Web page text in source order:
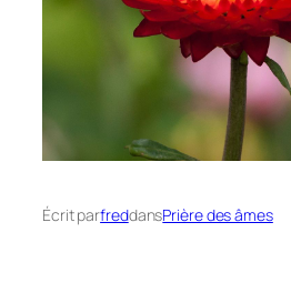
Écrit parfreddansPrière des âmes